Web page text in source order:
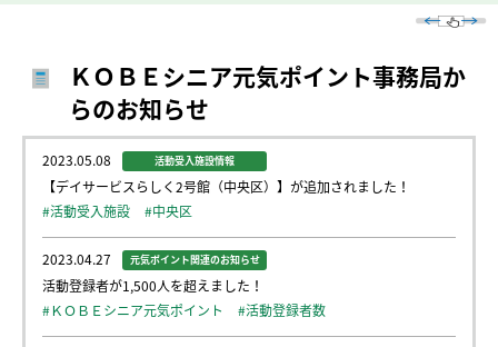
ＫＯＢＥシニア元気ポイント事務局か
らのお知らせ
2023.05.08 活動受入施設情報
【デイサービスらしく2号館（中央区）】が追加されました！
#活動受入施設
#中央区
2023.04.27 元気ポイント関連のお知らせ
活動登録者が1,500人を超えました！
#ＫＯＢＥシニア元気ポイント
#活動登録者数